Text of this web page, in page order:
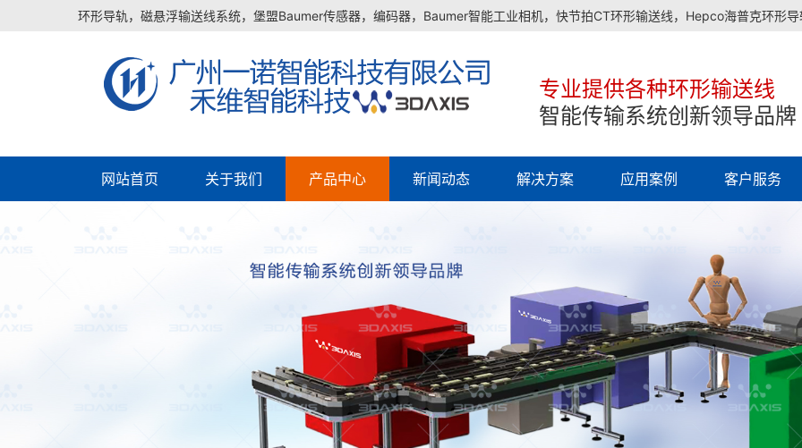
环形导轨，磁悬浮输送线系统，堡盟Baumer传感器，编码器，Baumer智能工业相机，快节拍CT环形输送线，Hepco海普克环形导
专业提供各种环形输送线
智能传输系统创新领导品牌
网站首页 关于我们 产品中心 新闻动态 解决方案 应用案例 客户服务